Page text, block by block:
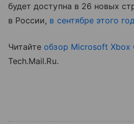
будет доступна в 26 новых
в России, в сентябре этого
Читайте обзор Microsoft Xbox
Tech.Mail.Ru.